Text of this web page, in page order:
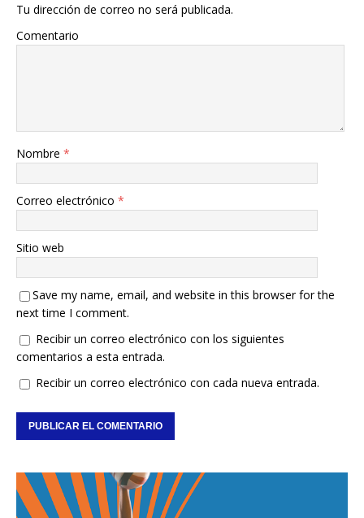
Tu dirección de correo no será publicada.
Comentario
Nombre *
Correo electrónico *
Sitio web
Save my name, email, and website in this browser for the
next time I comment.
Recibir un correo electrónico con los siguientes
comentarios a esta entrada.
Recibir un correo electrónico con cada nueva entrada.